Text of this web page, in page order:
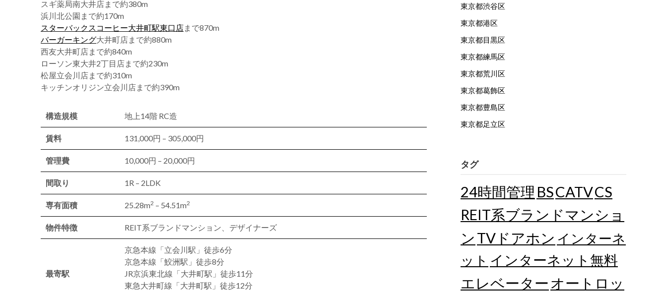
スギ薬局南大井店まで約380m
浜川北公園まで約170m
スターバックスコーヒー大井町駅東口店まで870m
バーガーキング大井町店まで約880m
西友大井町店まで約840m
ローソン東大井2丁目店まで約230m
松屋立会川店まで約310m
キッチンオリジン立会川店まで約390m
構造規模 地上14階 RC造
賃料 131,000円 – 305,000円
管理費 10,000円 – 20,000円
間取り 1R – 2LDK
専有面積 25.28m2 – 54.51m2
物件特徴 REIT系ブランドマンション、デザイナーズ
最寄駅
京急本線「立会川駅」徒歩6分
京急本線「鮫洲駅」徒歩8分
JR京浜東北線「大井町駅」徒歩11分
東急大井町線「大井町駅」徒歩12分
東京都渋谷区
東京都港区
東京都目黒区
東京都練馬区
東京都荒川区
東京都葛飾区
東京都豊島区
東京都足立区
タグ
24時間管理 BSCATVCS
REIT系ブランドマンショ
ン TVドアホン インターネ
ット インターネット無料
エレベーター オートロッ